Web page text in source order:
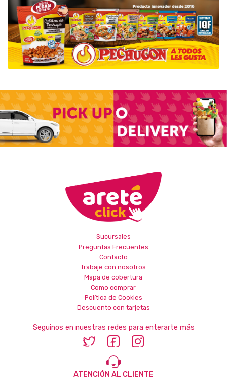
Sucursales
Preguntas Frecuentes
Contacto
Trabaje con nosotros
Mapa de cobertura
Como comprar
Política de Cookies
Descuento con tarjetas
Seguinos en nuestras redes para enterarte más
ATENCIÓN AL CLIENTE